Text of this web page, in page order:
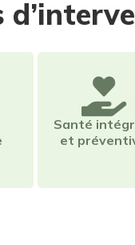
Santé
et